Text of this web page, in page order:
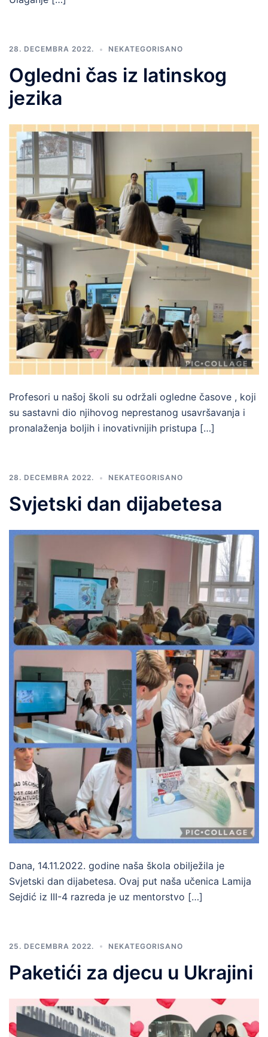
28. DECEMBRA 2022. NEKATEGORISANO
Ogledni čas iz latinskog
jezika
Profesori u našoj školi su održali ogledne časove , koji
su sastavni dio njihovog neprestanog usavršavanja i
pronalaženja boljih i inovativnijih pristupa […]
28. DECEMBRA 2022. NEKATEGORISANO
Svjetski dan dijabetesa
Dana, 14.11.2022. godine naša škola obilježila je
Svjetski dan dijabetesa. Ovaj put naša učenica Lamija
Sejdić iz III-4 razreda je uz mentorstvo […]
25. DECEMBRA 2022. NEKATEGORISANO
Paketići za djecu u Ukrajini